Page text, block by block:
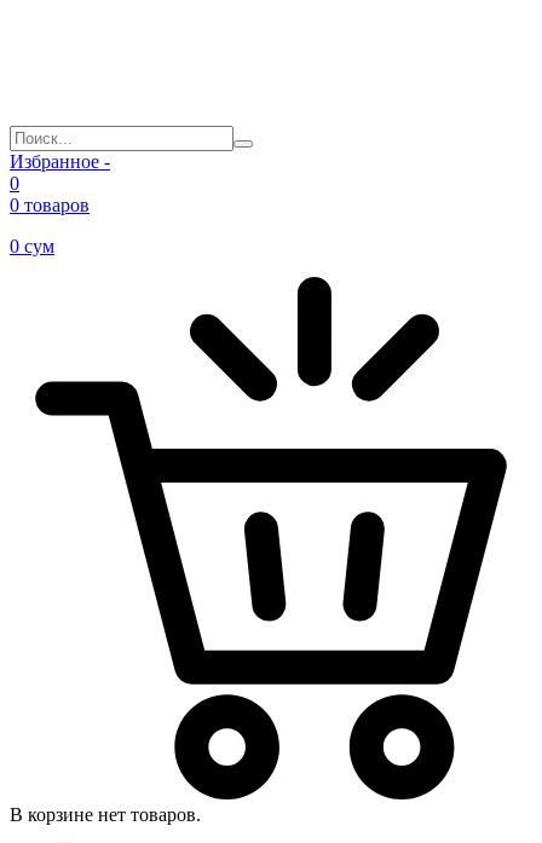
Избранное -
0
0 товаров
0 сум
В корзине нет товаров.